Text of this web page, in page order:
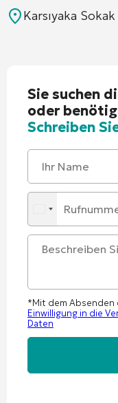
Karsıyaka
Sie suchen
oder
Schreiben
*Mit dem Absenden
Einwilligung in die
Daten